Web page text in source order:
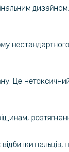
Це
пальців,